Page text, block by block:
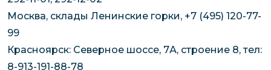
грузов в
Москва, склады Ленинские горки, +7 (495) 120-77-
99
Красноярск: Северное шоссе, 7А, строение 8, тел:
8-913-191-88-78